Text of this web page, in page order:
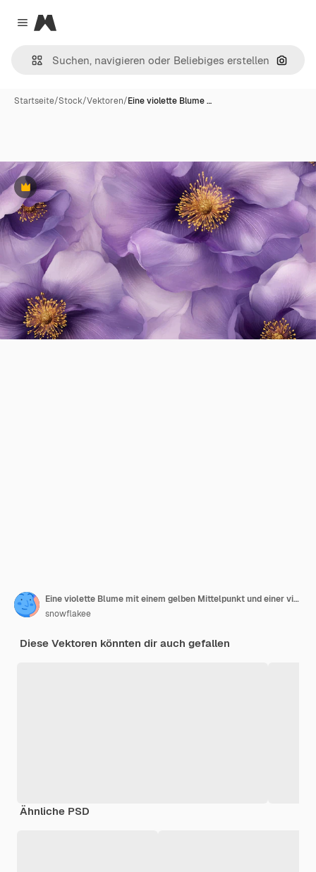
Close menu
Magnific
Nach
Startseite/Stock/Vektoren/Eine violette Blume …
Premium
Eine violette Blume mit einem gelben Mittelpunkt und einer violetten Blume
snowflakee
Diese Vektoren könnten dir auch gefallen
Ähnliche PSD